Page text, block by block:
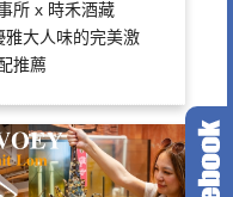
所 x 時禾酒藏
雅大人味的完美激
推薦